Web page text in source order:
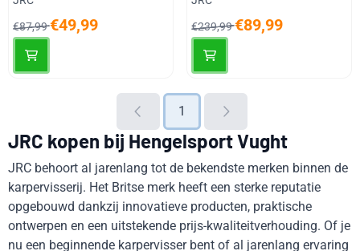
Van 87,99 voor 49,99
€87,99€49,99 Van 239,99 voor 89,99
€239,99€89,99
1
JRC kopen bij Hengelsport Vught
JRC behoort al jarenlang tot de bekendste merken binnen de
karpervisserij. Het Britse merk heeft een sterke reputatie
opgebouwd dankzij innovatieve producten, praktische
ontwerpen en een uitstekende prijs-kwaliteitverhouding. Of je
nu een beginnende karpervisser bent of al jarenlang ervaring